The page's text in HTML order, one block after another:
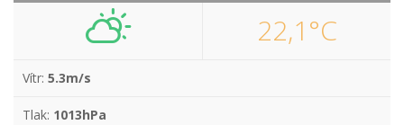
22,1°C
Vítr: 5.3m/s
Tlak: 1013hPa